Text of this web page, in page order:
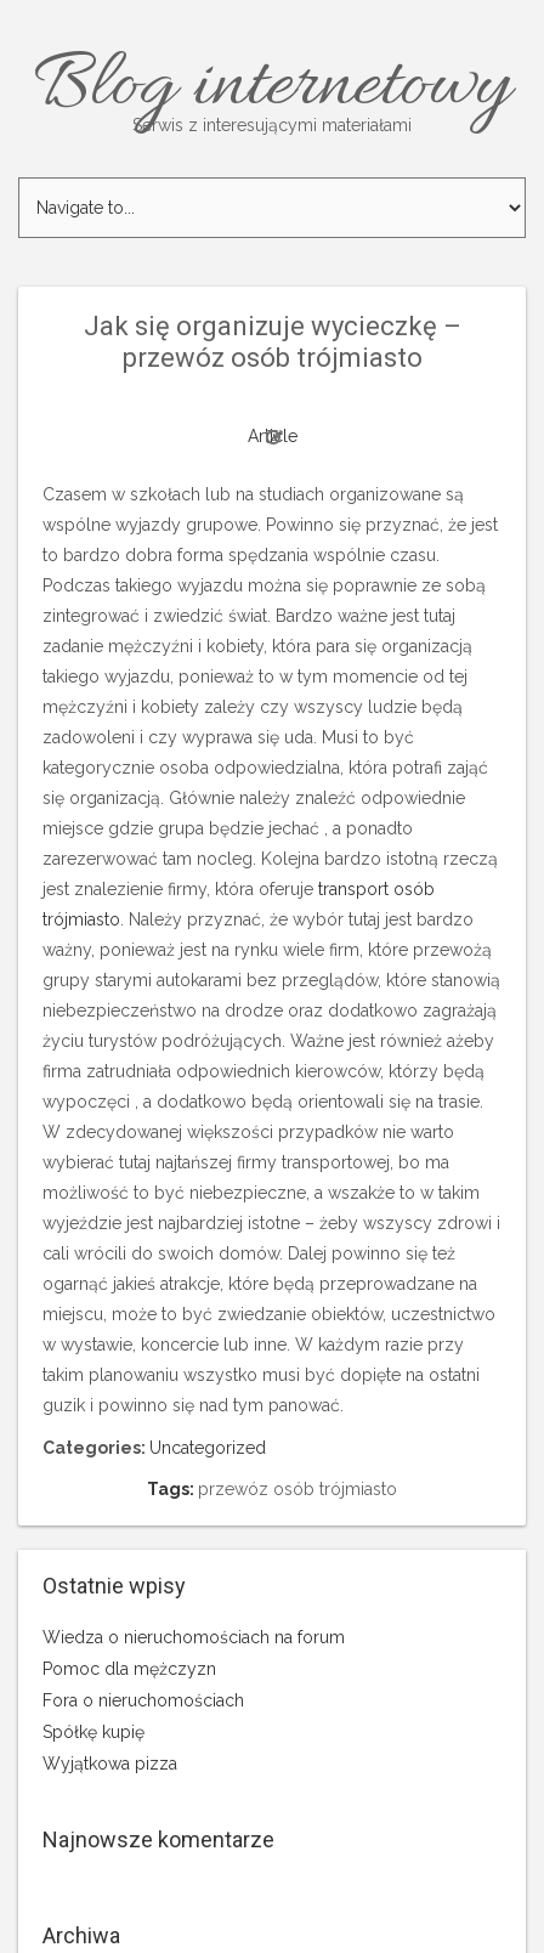
Blog internetowy
Serwis z interesującymi materiałami
Jak się organizuje wycieczkę –
przewóz osób trójmiasto
Article
Czasem w szkołach lub na studiach organizowane są
wspólne wyjazdy grupowe. Powinno się przyznać, że jest
to bardzo dobra forma spędzania wspólnie czasu.
Podczas takiego wyjazdu można się poprawnie ze sobą
zintegrować i zwiedzić świat. Bardzo ważne jest tutaj
zadanie mężczyźni i kobiety, która para się organizacją
takiego wyjazdu, ponieważ to w tym momencie od tej
mężczyźni i kobiety zależy czy wszyscy ludzie będą
zadowoleni i czy wyprawa się uda. Musi to być
kategorycznie osoba odpowiedzialna, która potrafi zająć
się organizacją. Głównie należy znaleźć odpowiednie
miejsce gdzie grupa będzie jechać , a ponadto
zarezerwować tam nocleg.
Kolejna bardzo istotną rzeczą
jest znalezienie firmy, która oferuje transport osób
trójmiasto . Należy przyznać, że wybór tutaj jest bardzo
ważny, ponieważ jest na rynku wiele firm, które przewożą
grupy starymi autokarami bez przeglądów, które stanowią
niebezpieczeństwo na drodze oraz dodatkowo zagrażają
życiu turystów podróżujących. Ważne jest również ażeby
firma zatrudniała odpowiednich kierowców, którzy będą
wypoczęci , a dodatkowo będą orientowali się na trasie.
W zdecydowanej większości przypadków nie warto
wybierać tutaj najtańszej firmy transportowej, bo ma
możliwość to być niebezpieczne, a wszakże to w takim
wyjeździe jest najbardziej istotne – żeby wszyscy zdrowi i
cali wrócili do swoich domów. Dalej powinno się też
ogarnąć jakieś atrakcje, które będą przeprowadzane na
miejscu, może to być zwiedzanie obiektów, uczestnictwo
w wystawie, koncercie lub inne. W każdym razie przy
takim planowaniu wszystko musi być dopięte na ostatni
guzik i powinno się nad tym panować.
Categories: Uncategorized
Tags: przewóz osób trójmiasto
Ostatnie wpisy
Wiedza o nieruchomościach na forum
Pomoc dla mężczyzn
Fora o nieruchomościach
Spółkę kupię
Wyjątkowa pizza
Najnowsze komentarze
Archiwa